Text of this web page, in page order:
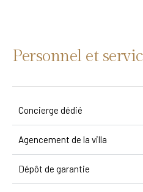
Personnel et
Concierge dédié
Agencement de la villa
Dépôt de garantie